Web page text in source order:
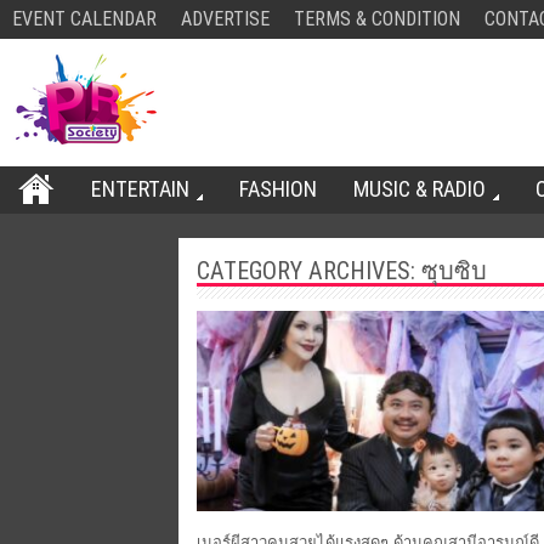
EVENT CALENDAR ADVERTISE TERMS & CONDITION
ENTERTAIN FASHION MUSIC & RADIO
CATEGORY ARCHIVES: ซุบซิบ